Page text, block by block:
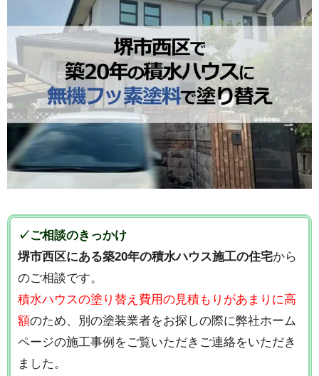
✓ご相談のきっかけ
堺市西区にある築20年の積水ハウス施工の住宅から
のご相談です。
積水ハウスの塗り替え費用の見積もりがあまりに高
額のため、別の塗装業者をお探しの際に弊社ホーム
ページの施工事例をご覧いただきご連絡をいただき
ました。